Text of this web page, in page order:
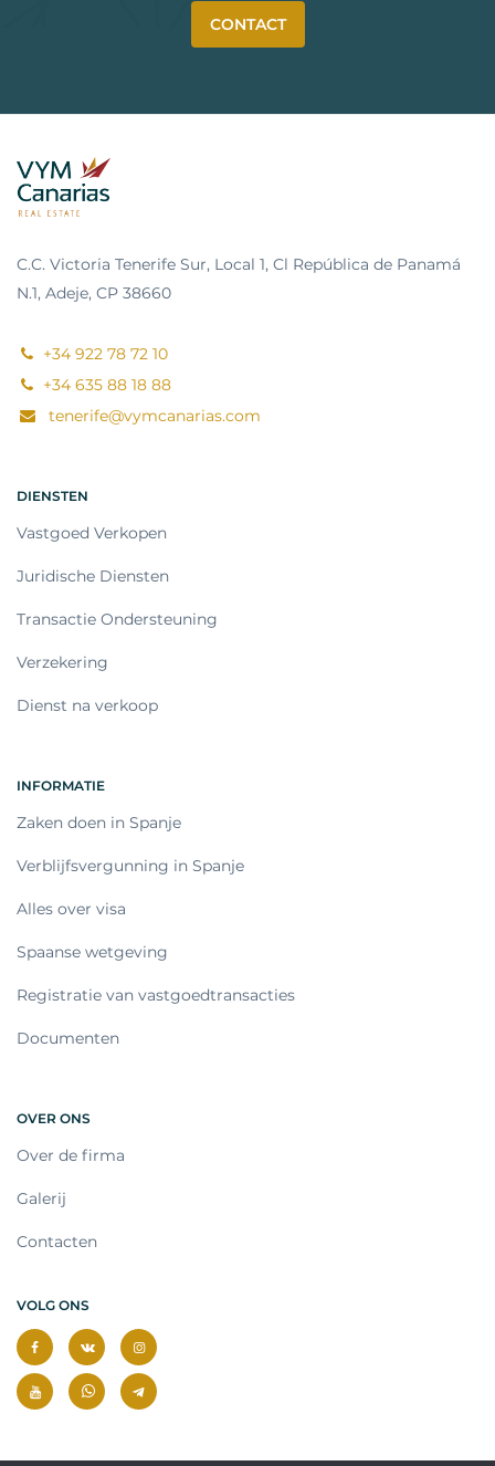
CONTACT
C.C. Victoria Tenerife Sur, Local 1, Cl República de Panamá
N.1, Adeje, CP 38660
+34 922 78 72 10
+34 635 88 18 88
tenerife@vymcanarias.com
DIENSTEN
Vastgoed Verkopen
Juridische Diensten
Transactie Ondersteuning
Verzekering
Dienst na verkoop
INFORMATIE
Zaken doen in Spanje
Verblijfsvergunning in Spanje
Alles over visa
Spaanse wetgeving
Registratie van vastgoedtransacties
Documenten
OVER ONS
Over de firma
Galerij
Contacten
VOLG ONS